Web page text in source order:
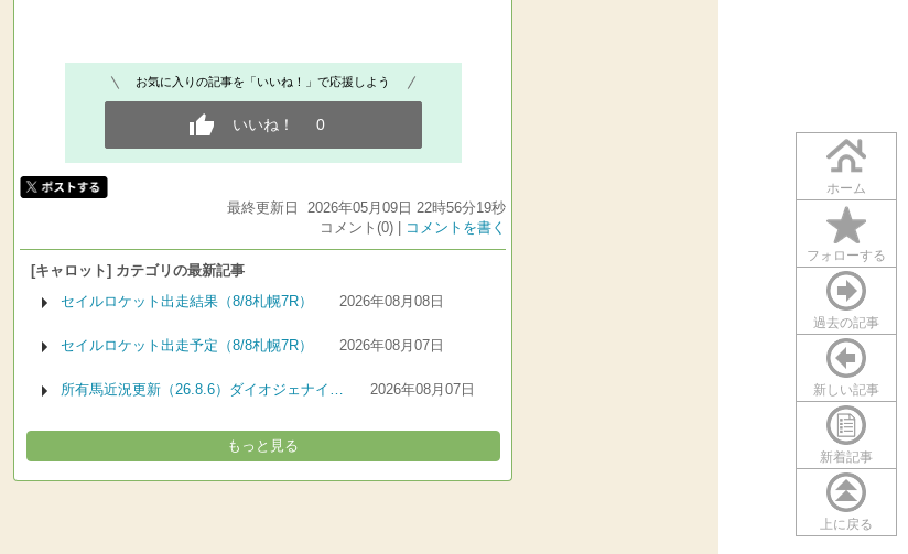
ホーム
フォローする
過去の記事
新しい記事
新着記事
上に戻る
お気に入りの記事を「いいね！」で応援しよう
いいね！ 0
最終更新日 2026年05月09日 22時56分19秒
コメント(0) |
コメントを書く
[キャロット] カテゴリの最新記事
セイルロケット出走結果（8/8札幌7R）
2026年08月08日
セイルロケット出走予定（8/8札幌7R） 2026年08月07日
所有馬近況更新（26.8.6）ダイオジェナイ… 2026年08月07日
もっと見る